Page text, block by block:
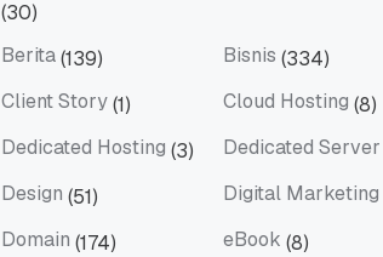
(30)
Berita(139) Bisnis (334)
Client Story(1) Cloud Hosting (8)
Dedicated Hosting (3) Dedicated Server
Design (51) Digital Marketing
Domain (174) eBook (8)